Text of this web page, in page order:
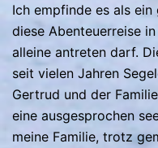
Ich empfinde es als ein
diese Abenteuerreise
alleine antreten darf.
seit vielen Jahren
Gertrud und der
eine ausgesprochen
meine Familie, trotz